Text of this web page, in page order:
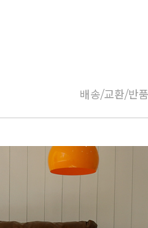
배송/교환/반품